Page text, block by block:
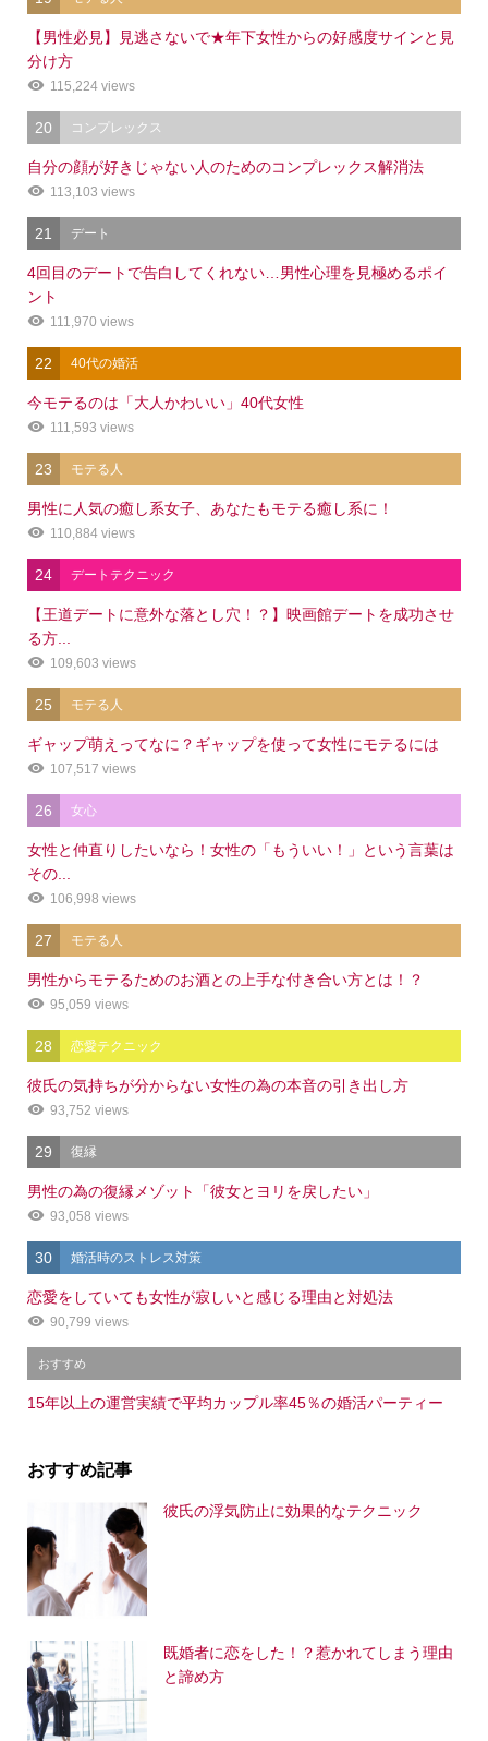
【男性必見】見逃さないで★年下女性からの好感度サインと見
分け方
115,224 views
20 コンプレックス
自分の顔が好きじゃない人のためのコンプレックス解消法
113,103 views
21 デート
4回目のデートで告白してくれない…男性心理を見極めるポイ
ント
111,970 views
22 40代の婚活
今モテるのは「大人かわいい」40代女性
111,593 views
23 モテる人
男性に人気の癒し系女子、あなたもモテる癒し系に！
110,884 views
24 デートテクニック
【王道デートに意外な落とし穴！？】映画館デートを成功させ
る方...
109,603 views
25 モテる人
ギャップ萌えってなに？ギャップを使って女性にモテるには
107,517 views
26 女心
女性と仲直りしたいなら！女性の「もういい！」という言葉は
その...
106,998 views
27 モテる人
男性からモテるためのお酒との上手な付き合い方とは！？
95,059 views
28 恋愛テクニック
彼氏の気持ちが分からない女性の為の本音の引き出し方
93,752 views
29 復縁
男性の為の復縁メゾット「彼女とヨリを戻したい」
93,058 views
30 婚活時のストレス対策
恋愛をしていても女性が寂しいと感じる理由と対処法
90,799 views
おすすめ
15年以上の運営実績で平均カップル率45％の婚活パーティー
おすすめ記事
彼氏の浮気防止に効果的なテクニック
既婚者に恋をした！？惹かれてしまう理由
と諦め方